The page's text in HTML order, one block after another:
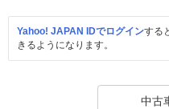
Yahoo! JAPAN IDでログインする
きるようになります。
中古